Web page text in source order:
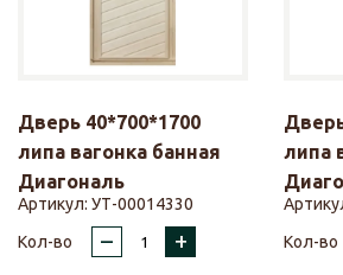
Дверь 40*700*1700
липа вагонка банная
Диагональ
Артикул: УТ-00014330
Кол-во
– +
липа
Кол-во